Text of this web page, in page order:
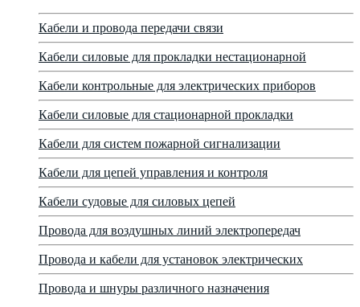
Кабели и провода передачи связи
Кабели силовые для прокладки нестационарной
Кабели контрольные для электрических приборов
Кабели силовые для стационарной прокладки
Кабели для систем пожарной сигнализации
Кабели для цепей управления и контроля
Кабели судовые для силовых цепей
Провода для воздушных линий электропередач
Провода и кабели для установок электрических
Провода и шнуры различного назначения